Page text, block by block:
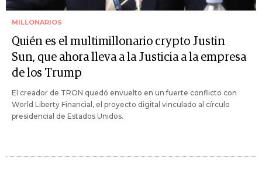
MILLONARIOS
Quién es el multimillonario crypto Justin
Sun, que ahora lleva a la Justicia a la empresa
de los Trump
El creador de TRON quedó envuelto en un fuerte conflicto con
World Liberty Financial, el proyecto digital vinculado al círculo
presidencial de Estados Unidos.